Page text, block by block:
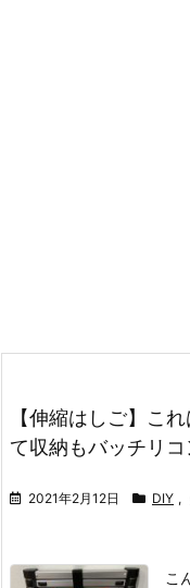
【伸縮はしご】こ
て収納もバッチリ
2021年2月12日 DIY ,
こ